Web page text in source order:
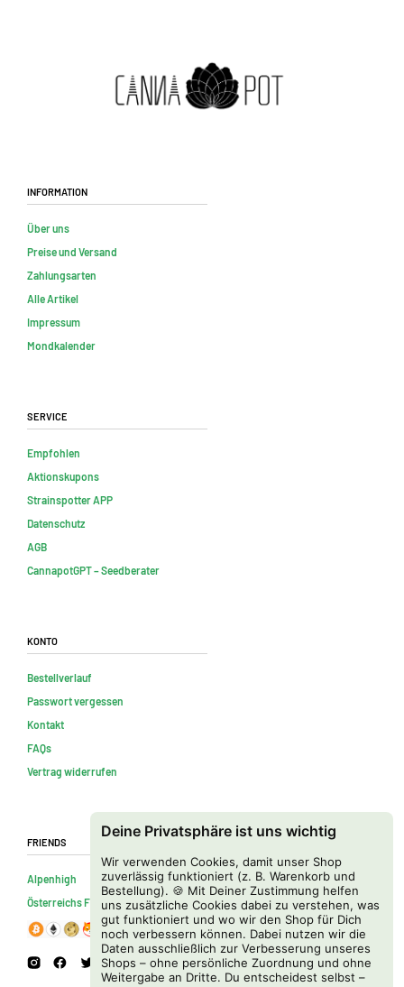
Deine Privatsphäre ist uns wichtig
Wir verwenden Cookies, damit unser Shop
zuverlässig funktioniert (z. B. Warenkorb und
Bestellung). 🍪 Mit Deiner Zustimmung helfen
uns zusätzliche Cookies dabei zu verstehen, was
gut funktioniert und wo wir den Shop für Dich
noch verbessern können. Dabei nutzen wir die
Daten ausschließlich zur Verbesserung unseres
Shops – ohne persönliche Zuordnung und ohne
Weitergabe an Dritte. Du entscheidest selbst –
Information
Über uns
Preise und Versand
Zahlungsarten
Alle Artikel
Impressum
Mondkalender
Service
Empfohlen
Aktionskupons
Strainspotter APP
Datenschutz
AGB
CannapotGPT – Seedberater
Konto
Bestellverlauf
Passwort vergessen
Kontakt
FAQs
Vertrag widerrufen
Friends
Alpenhigh
Österreichs Firmenverzeichnis